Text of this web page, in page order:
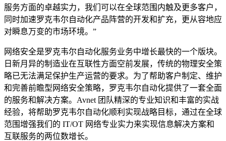
服务方面的卓越实力，我们可以在全球范围内触及更多客户，
同时加速罗克韦尔自动化产品阵营的开发和扩充，更从容地应
对瞬息万变的市场环境。”
网络安全是罗克韦尔自动化服务业务中增长最快的一个版块。
日新月异的制造业在互联性方面空前发展，传统的物理安全策
略已无法满足保护生产运营的要求。为了帮助客户制定、维护
和完善前瞻型网络安全策略，罗克韦尔自动化提供了一套全面
的服务和解决方案。Avnet 团队精深的专业知识和丰富的实战
经验，将帮助罗克韦尔自动化顺利实现战略目标，通过在全球
范围增强我们的 IT/OT 网络专业实力来实现信息解决方案和
互联服务的两位数增长。